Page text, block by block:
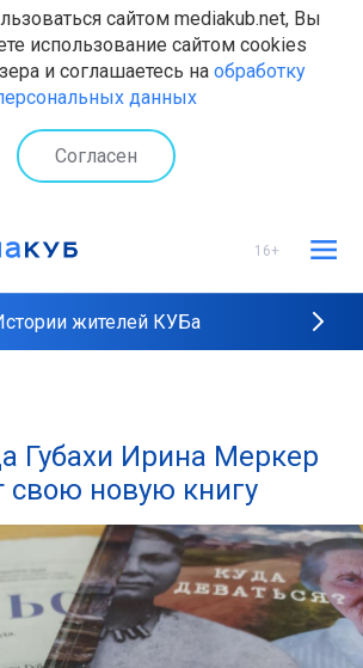
сайтом mediakub.net, Вы
использование сайтом cookies
и соглашаетесь на обработку
данных
Согласен
16+
жителей КУБа
Наши интервью
Губахи Ирина Меркер
свою новую книгу